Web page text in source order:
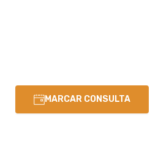
MARCAR CONSULTA